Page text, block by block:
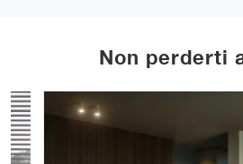
Non perderti